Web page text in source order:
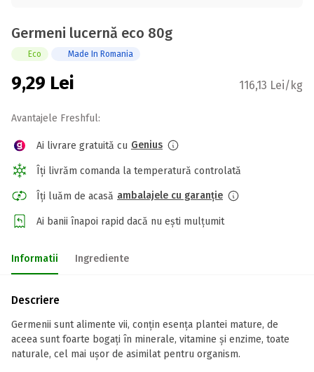
Germeni lucernă eco 80g
Eco Made In Romania
9,29 Lei 116,13 Lei/kg
Avantajele Freshful:
Ai livrare gratuită cu Genius
Îți livrăm comanda la temperatură controlată
Îți luăm de acasă ambalajele cu garanție
Ai banii înapoi rapid dacă nu ești mulțumit
Informatii Ingrediente
Descriere
Germenii sunt alimente vii, conţin esenţa plantei mature, de
aceea sunt foarte bogaţi în minerale, vitamine şi enzime, toate
naturale, cel mai uşor de asimilat pentru organism.